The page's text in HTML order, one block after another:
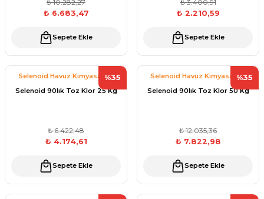
Yangın Pompası
₺ 10.282,27
₺ 6.683,47
Sepete Ekle
₺ 3.400,91
₺ 2.210,59
Sepete Ekle
%35
Selenoid Havuz Kimyasalları
Selenoid 90lık Toz Klor 25 Kg
₺ 6.422,48
₺ 4.174,61
Sepete Ekle
%35
Selenoid Havuz Kimyasalları
Selenoid 90lık Toz Klor 50 Kg
₺ 12.035,36
₺ 7.822,98
Sepete Ekle